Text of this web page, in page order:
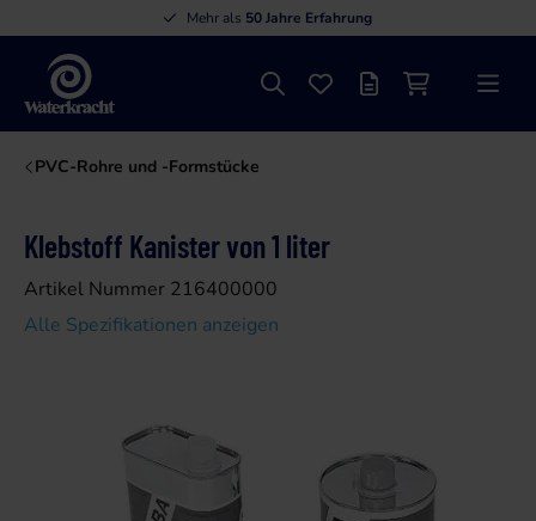
Mehr als 50 Jahre Erfahrung
Waterkracht
SucheFavoritenAngebotslisteMenü
PVC-Rohre und -Formstücke
Klebstoff Kanister von 1 liter
Artikel Nummer 216400000
Alle Spezifikationen anzeigen